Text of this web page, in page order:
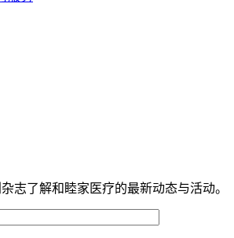
志了解和睦家医疗的最新动态与活动。